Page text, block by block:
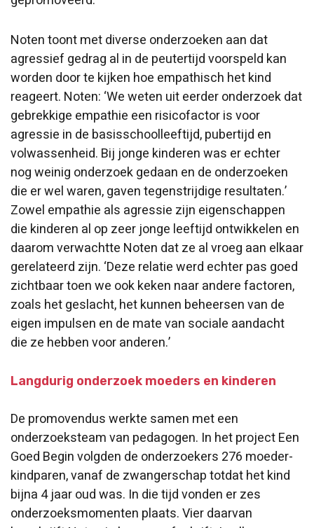
Noten toont met diverse onderzoeken aan dat
agressief gedrag al in de peutertijd voorspeld kan
worden door te kijken hoe empathisch het kind
reageert. Noten: ‘We weten uit eerder onderzoek dat
gebrekkige empathie een risicofactor is voor
agressie in de basisschoolleeftijd, pubertijd en
volwassenheid. Bij jonge kinderen was er echter
nog weinig onderzoek gedaan en de onderzoeken
die er wel waren, gaven tegenstrijdige resultaten.’
Zowel empathie als agressie zijn eigenschappen
die kinderen al op zeer jonge leeftijd ontwikkelen en
daarom verwachtte Noten dat ze al vroeg aan elkaar
gerelateerd zijn. ‘Deze relatie werd echter pas goed
zichtbaar toen we ook keken naar andere factoren,
zoals het geslacht, het kunnen beheersen van de
eigen impulsen en de mate van sociale aandacht
die ze hebben voor anderen.’
Langdurig onderzoek moeders en kinderen
De promovendus werkte samen met een
onderzoeksteam van pedagogen. In het project Een
Goed Begin volgden de onderzoekers 276 moeder-
kindparen, vanaf de zwangerschap totdat het kind
bijna 4 jaar oud was. In die tijd vonden er zes
onderzoeksmomenten plaats. Vier daarvan